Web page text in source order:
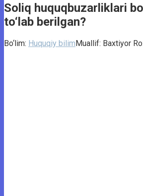
Soliq huquqbuzarliklari
to‘lab berilgan?
Bo‘lim: Huquqiy bilimMuallif: Baxtiyor